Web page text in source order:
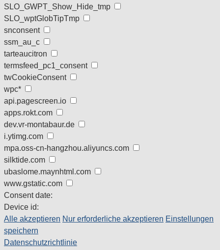
SLO_GWPT_Show_Hide_tmp
SLO_wptGlobTipTmp
snconsent
ssm_au_c
tarteaucitron
termsfeed_pc1_consent
twCookieConsent
wpc*
api.pagescreen.io
apps.rokt.com
dev.vr-montabaur.de
i.ytimg.com
mpa.oss-cn-hangzhou.aliyuncs.com
silktide.com
ubaslome.maynhtml.com
www.gstatic.com
Consent date:
Device id:
Alle akzeptieren Nur erforderliche akzeptieren Einstellungen
speichern
Datenschutzrichtlinie